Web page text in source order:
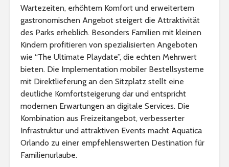
Wartezeiten, erhöhtem Komfort und erweitertem
gastronomischen Angebot steigert die Attraktivität
des Parks erheblich. Besonders Familien mit kleinen
Kindern profitieren von spezialisierten Angeboten
wie “The Ultimate Playdate”, die echten Mehrwert
bieten. Die Implementation mobiler Bestellsysteme
mit Direktlieferung an den Sitzplatz stellt eine
deutliche Komfortsteigerung dar und entspricht
modernen Erwartungen an digitale Services. Die
Kombination aus Freizeitangebot, verbesserter
Infrastruktur und attraktiven Events macht Aquatica
Orlando zu einer empfehlenswerten Destination für
Familienurlaube.